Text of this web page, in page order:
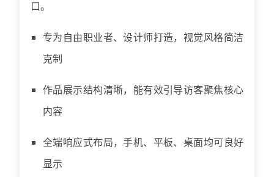
口。
专为自由职业者、设计师打造，视觉风格简洁
克制
作品展示结构清晰，能有效引导访客聚焦核心
内容
全端响应式布局，手机、平板、桌面均可良好
显示